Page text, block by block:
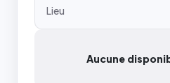
Lieu
Aucune